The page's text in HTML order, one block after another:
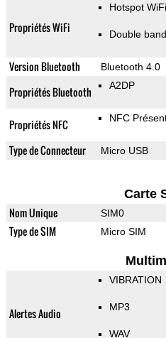
Propriétés WiFi
Hotspot WiFi
Double
Version Bluetooth Bluetooth 4.0
Propriétés Bluetooth A2DP
Propriétés NFC NFC
Type de Connecteur Micro USB
Carte
Nom Unique SIM0
Type de SIM Micro SIM
Alertes Audio
VIBRATION
MP3
WAV